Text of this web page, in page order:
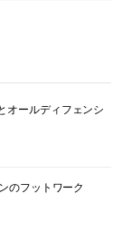
オールディフェンシ
のフットワーク